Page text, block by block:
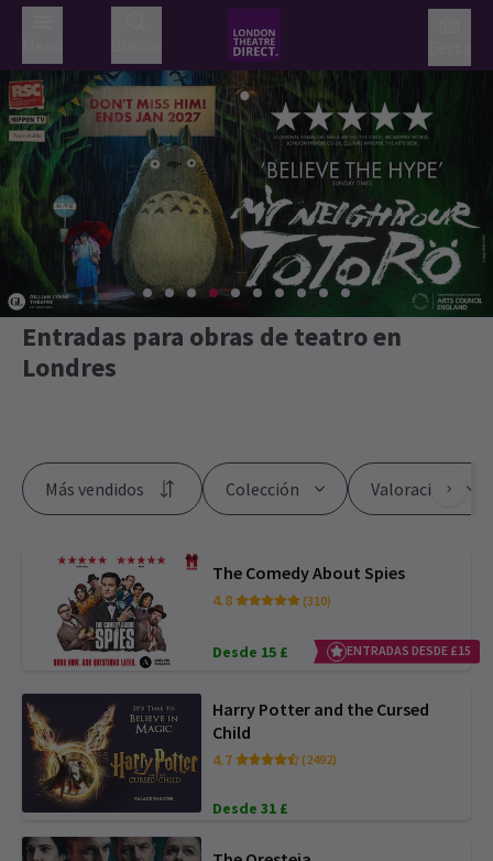
Entradas para obras de teatro en
Londres
Colección Valoración
Más vendidos
The Comedy About Spies
4.8 (310)
Desde 15 £ ENTRADAS DESDE £15
Harry Potter and the Cursed
Child
4.7 (2492)
Desde 31 £